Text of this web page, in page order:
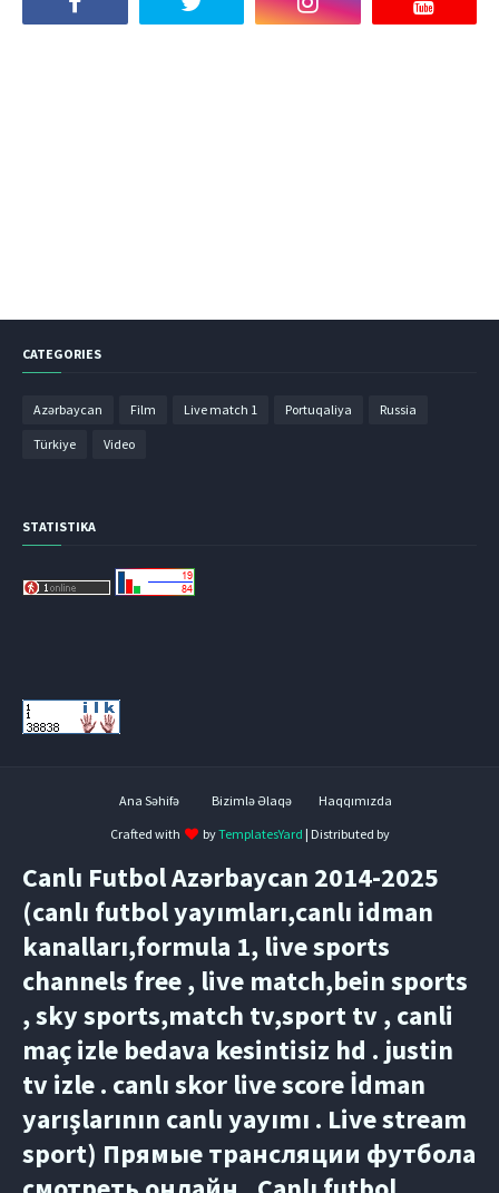
CATEGORIES
Azərbaycan Film Live match 1 Portuqaliya Russia
Türkiye Video
STATISTIKA
Ana Səhifə Bizimlə Əlaqə
Haqqımızda
Crafted with
byTemplatesYard | Distributed by
Canlı Futbol Azərbaycan 2014-2025
(canlı futbol yayımları,canlı idman
kanalları,formula 1, live sports
channels free , live match,bein sports
, sky sports,match tv,sport tv , canli
maç izle bedava kesintisiz hd . justin
tv izle . canlı skor live score İdman
yarışlarının canlı yayımı . Live stream
sport) Прямые трансляции футбола